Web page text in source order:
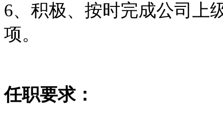
6、积极、按时完成公司上
项。
任职要求：